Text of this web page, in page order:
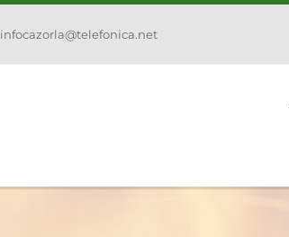
infocazorla@telefonica.net